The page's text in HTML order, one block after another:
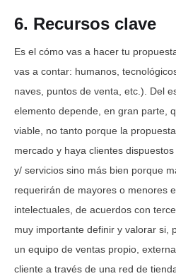
6. Recursos clave
Es el cómo vas a hacer tu
vas a contar: humanos,
naves, puntos de venta, etc.). Del
elemento depende, en gran parte,
viable, no tanto porque la
mercado y haya clientes
y/ servicios sino más bien porque
requerirán de mayores o menores
intelectuales, de acuerdos con
muy importante definir y valorar si,
un equipo de ventas propio,
cliente a través de una red de